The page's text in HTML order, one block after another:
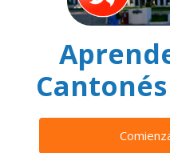
Cantonés